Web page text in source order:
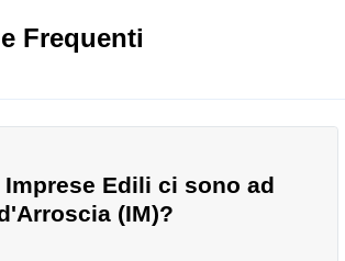
Frequenti
Imprese Edili ci sono ad
(IM)?